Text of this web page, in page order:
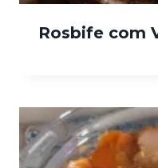
Rosbife com